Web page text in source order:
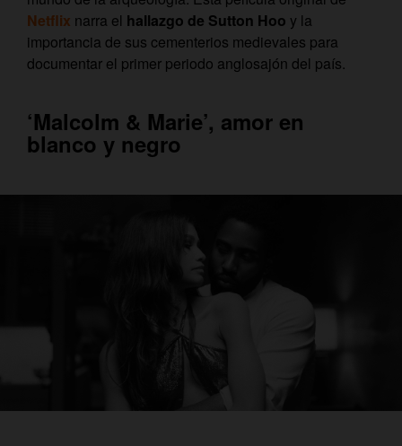
Netflix narra el hallazgo de Sutton Hoo y la
importancia de sus cementerios medievales para
documentar el primer periodo anglosajón del país.
‘Malcolm & Marie’, amor en
blanco y negro